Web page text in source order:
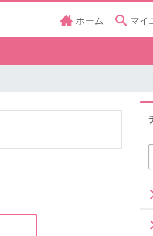
ホーム マイ